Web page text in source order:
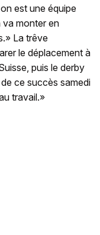
est une équipe
va monter en
La trêve
le déplacement à
puis le derby
ce succès samedi
travail.»